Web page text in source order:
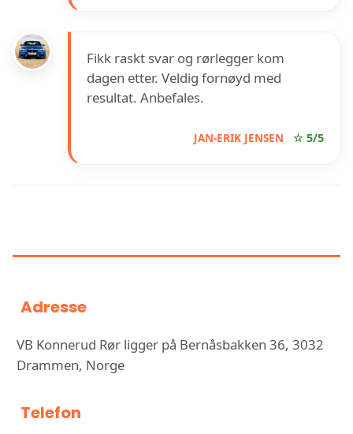
Fikk raskt svar og rørlegger kom
dagen etter. Veldig fornøyd med
resultat. Anbefales.
JAN-ERIK JENSEN ☆ 5/5
Adresse
VB Konnerud Rør ligger på Bernåsbakken 36, 3032
Drammen, Norge
Telefon